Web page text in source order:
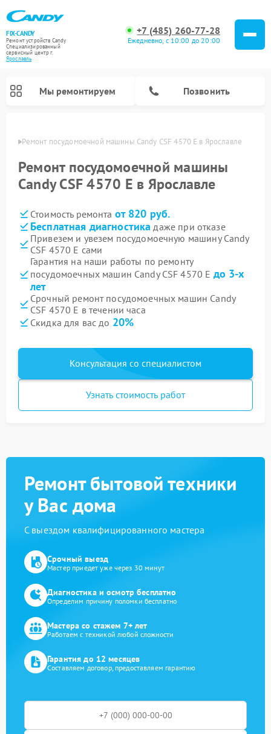
FIX-CANDY
Ремонт устройств Candy
Специализированный
cервисный центр г.
Ярославль
+7 (485) 260-77-28
Ежедневно, с 10:00 до 20:00
Мы ремонтируем Позвонить
Ремонт посудомоечной машины Candy CSF 4570 E в Ярославле
Ремонт посудомоечной машины
Candy CSF 4570 E в Ярославле
Стоимость ремонта от 820 руб.
Бесплатная диагностика даже при отказе
Привезем и увезем посудомоечную машину Candy
CSF 4570 E сами
Гарантия на наши работы по ремонту
посудомоечных машин Candy CSF 4570 E до 3-х
лет
Срочный ремонт посудомоечных машин Candy
CSF 4570 E в течении часа
Скидка для вас до 20%
Консультация со специалистом
Узнать стоимость работ
Ремонт бытовой техники
у Вас дома
С выездом квалифицированного мастера
Срочный выезд
Мастер приедет уже через 30 минут
Диагностика и осмотр бесплатно
Определим причину поломки бесплатно
Мастера со стажем 7+ лет
Работаем с техникой любой сложности
Гарантия до 12 месяцев
Составляем договор, предоставляем гарантию